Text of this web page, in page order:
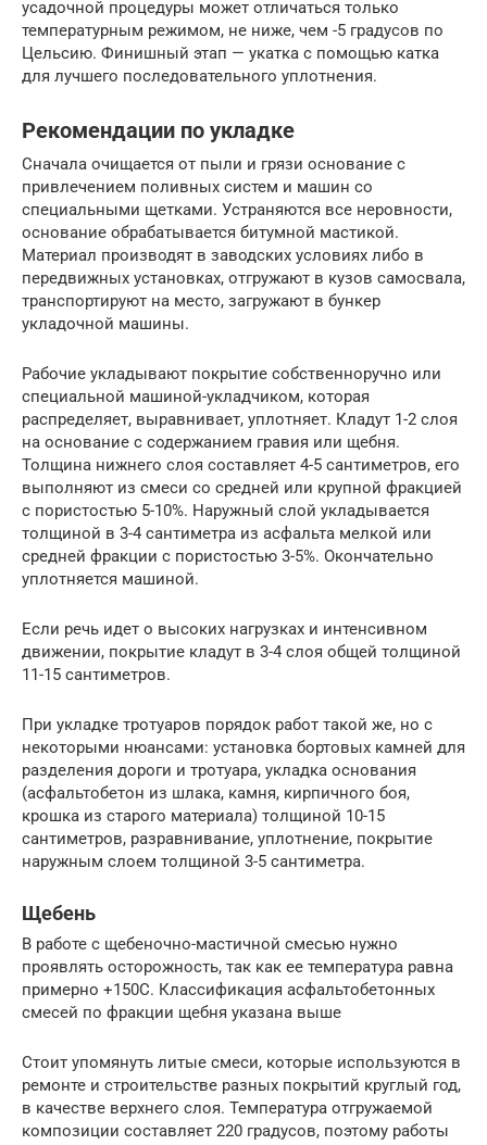
усадочной процедуры может отличаться только
температурным режимом, не ниже, чем -5 градусов по
Цельсию. Финишный этап — укатка с помощью катка
для лучшего последовательного уплотнения.
Рекомендации по укладке
Сначала очищается от пыли и грязи основание с
привлечением поливных систем и машин со
специальными щетками. Устраняются все неровности,
основание обрабатывается битумной мастикой.
Материал производят в заводских условиях либо в
передвижных установках, отгружают в кузов самосвала,
транспортируют на место, загружают в бункер
укладочной машины.
Рабочие укладывают покрытие собственноручно или
специальной машиной-укладчиком, которая
распределяет, выравнивает, уплотняет. Кладут 1-2 слоя
на основание с содержанием гравия или щебня.
Толщина нижнего слоя составляет 4-5 сантиметров, его
выполняют из смеси со средней или крупной фракцией
с пористостью 5-10%. Наружный слой укладывается
толщиной в 3-4 сантиметра из асфальта мелкой или
средней фракции с пористостью 3-5%. Окончательно
уплотняется машиной.
Если речь идет о высоких нагрузках и интенсивном
движении, покрытие кладут в 3-4 слоя общей толщиной
11-15 сантиметров.
При укладке тротуаров порядок работ такой же, но с
некоторыми нюансами: установка бортовых камней для
разделения дороги и тротуара, укладка основания
(асфальтобетон из шлака, камня, кирпичного боя,
крошка из старого материала) толщиной 10-15
сантиметров, разравнивание, уплотнение, покрытие
наружным слоем толщиной 3-5 сантиметра.
Щебень
В работе с щебеночно-мастичной смесью нужно
проявлять осторожность, так как ее температура равна
примерно +150С. Классификация асфальтобетонных
смесей по фракции щебня указана выше
Стоит упомянуть литые смеси, которые используются в
ремонте и строительстве разных покрытий круглый год,
в качестве верхнего слоя. Температура отгружаемой
композиции составляет 220 градусов, поэтому работы